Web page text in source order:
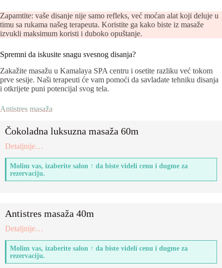
Zapamtite: vaše disanje nije samo refleks, već moćan alat koji deluje u
timu sa rukama našeg terapeuta. Koristite ga kako biste iz masaže
izvukli maksimum koristi i duboko opuštanje.
Spremni da iskusite snagu svesnog disanja?
Zakažite masažu u Kamalaya SPA centru i osetite razliku već tokom
prve sesije. Naši terapeuti će vam pomoći da savladate tehniku disanja
i otkrijete puni potencijal svog tela.
Antistres masaža
Čokoladna luksuzna masaža 60m
Detaljnije…
luksuzna
60m
Molim vas, izaberite salon ↑ da biste videli cenu i dugme za
rezervaciju.
Antistres masaža 40m
Detaljnije…
masaža
Molim vas, izaberite salon ↑ da biste videli cenu i dugme za
rezervaciju.